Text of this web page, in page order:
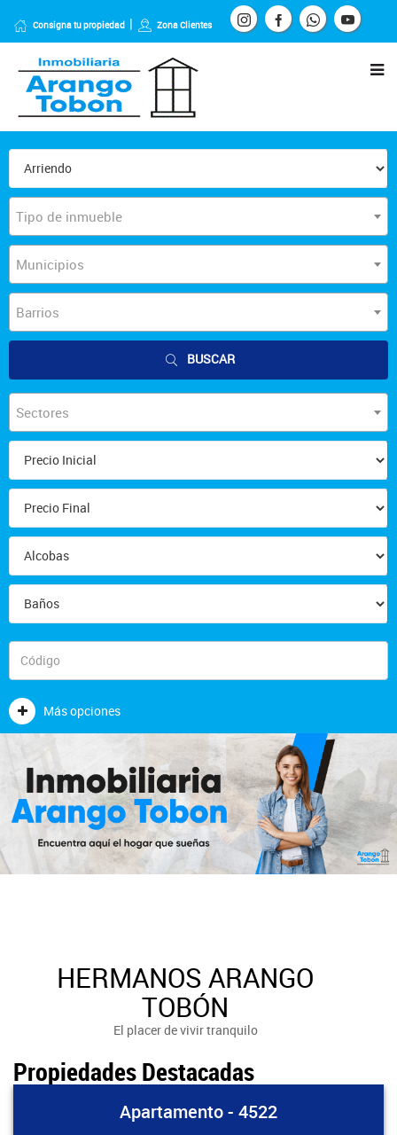
Consigna tu propiedad Zona Clientes
Tipo de inmueble
Municipios
Barrios
BUSCAR
Sectores
Más opciones
HERMANOS ARANGO
TOBÓN
El placer de vivir tranquilo
Propiedades Destacadas
Apartamento - 4522